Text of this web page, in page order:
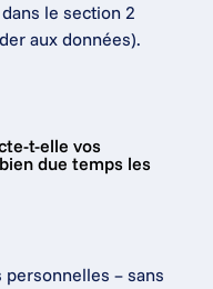
le section 2
aux données).
t-elle vos
due temps les
– sans